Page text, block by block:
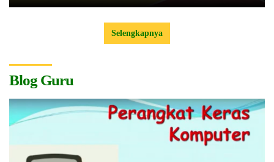
Selengkapnya
Blog Guru